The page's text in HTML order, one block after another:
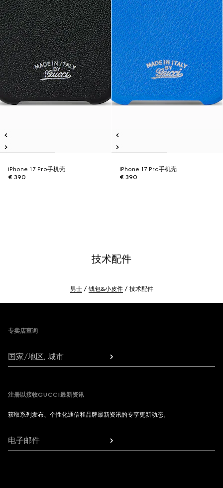
iPhone 17 Pro手机壳
€ 390
iPhone 17 Pro手机壳
€ 390
技术配件
男士 钱包&小皮件 技术配件
专卖店查询
国家/地区, 城市
注册以接收GUCCI最新资讯
获取系列发布、个性化通信和品牌最新资讯的专享更新动态。
电子邮件